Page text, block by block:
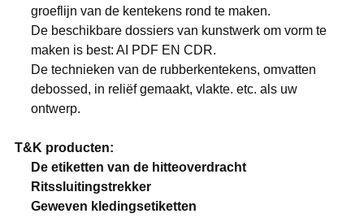
groeflijn van de kentekens rond te maken.
De beschikbare dossiers van kunstwerk om vorm te
maken is best: AI PDF EN CDR.
De technieken van de rubberkentekens, omvatten
debossed, in reliëf gemaakt, vlakte. etc. als uw
ontwerp.
T&K producten:
De etiketten van de hitteoverdracht
Ritssluitingstrekker
Geweven kledingsetiketten